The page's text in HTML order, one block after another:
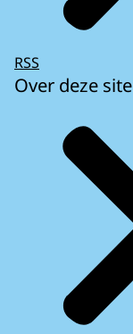
RSS
Over deze site